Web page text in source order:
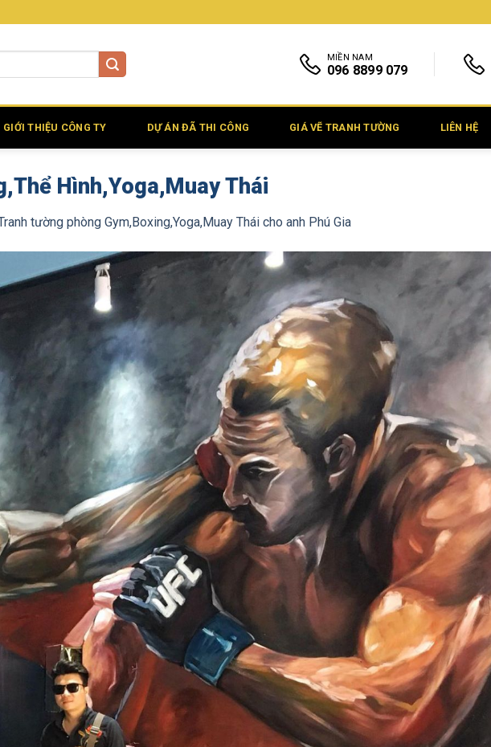
MIỀN NAM
096 8899 079
GIỚI THIỆU CÔNG TY DỰ ÁN ĐÃ THI CÔNG GIÁ VẼ TRANH TƯỜNG LIÊN HỆ
Hình,Yoga,Muay Thái
tường phòng Gym,Boxing,Yoga,Muay Thái cho anh Phú Gia